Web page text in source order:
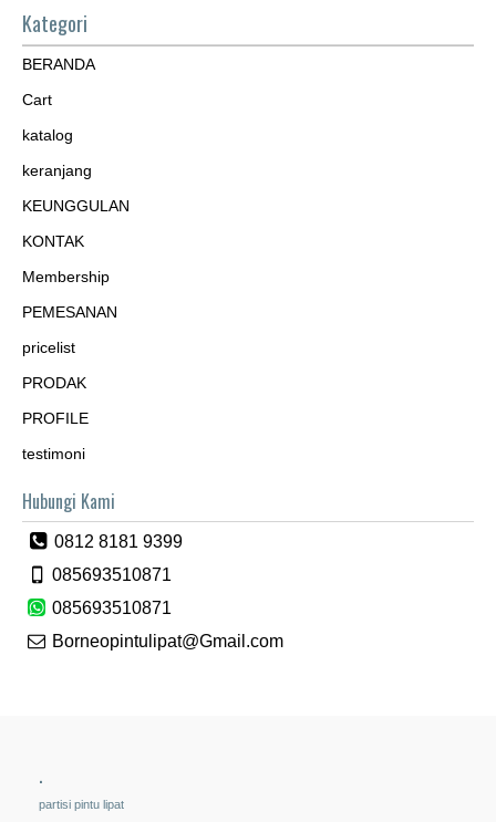
Kategori
BERANDA
Cart
katalog
keranjang
KEUNGGULAN
KONTAK
Membership
PEMESANAN
pricelist
PRODAK
PROFILE
testimoni
Hubungi Kami
0812 8181 9399
085693510871
085693510871
Borneopintulipat@Gmail.com
.
partisi pintu lipat